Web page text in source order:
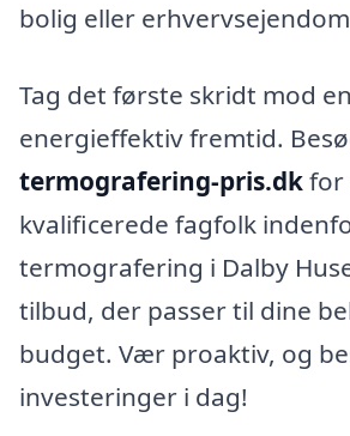
bolig eller
Tag det første skridt mod
energieffektiv fremtid.
termografering-pris.dkfor
kvalificerede fagfolk
termografering i Dalby
tilbud, der passer til dine
budget. Vær proaktiv, og
investeringer i dag!